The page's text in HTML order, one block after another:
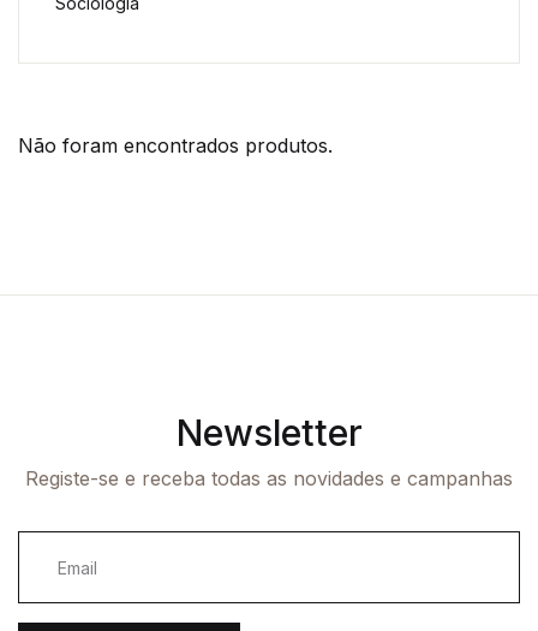
Não foram encontrados produtos.
Newsletter
Registe-se e receba todas as novidades e campanhas